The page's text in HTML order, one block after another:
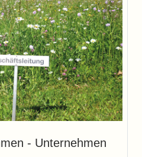
- Unternehmen